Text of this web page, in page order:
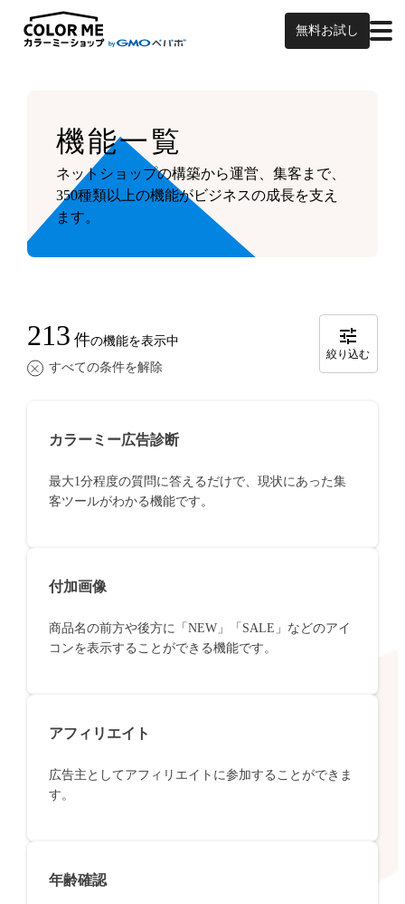
無料お試し
機能一覧
ネットショップの構築から運営、集客まで、
350種類以上の機能がビジネスの成長を支え
ます。
213 件の機能を表示中
すべての条件を解除
絞り込む
カラーミー広告診断
最大1分程度の質問に答えるだけで、現状にあった集
客ツールがわかる機能です。
付加画像
商品名の前方や後方に「NEW」「SALE」などのアイ
コンを表示することができる機能です。
アフィリエイト
広告主としてアフィリエイトに参加することができま
す。
年齢確認